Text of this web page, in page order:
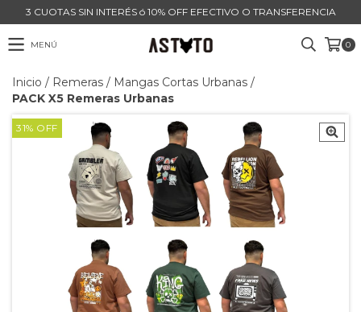
3 CUOTAS SIN INTERÉS ó 10% OFF EFECTIVO O TRANSFERENCIA
MENÚ 0
Inicio / Remeras / Mangas Cortas Urbanas /
PACK X5 Remeras Urbanas
31% OFF